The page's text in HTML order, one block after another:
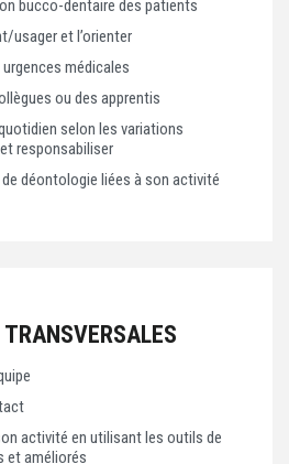
bucco-dentaire des patients
usager et l’orienter
médicales
ou des apprentis
selon les variations
responsabiliser
déontologie liées à son activité
activité en utilisant les outils de
et améliorés